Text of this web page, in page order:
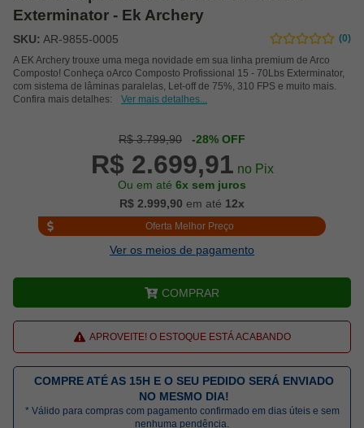
Exterminator - Ek Archery
SKU: AR-9855-0005
(0)
A EK Archery trouxe uma mega novidade em sua linha premium de Arco
Composto! Conheça oArco Composto Profissional 15 - 70Lbs Exterminator,
com sistema de lâminas paralelas, Let-off de 75%, 310 FPS e muito mais.
Confira mais detalhes:
Ver mais detalhes...
R$ 3.799,90 -28% OFF
R$ 2.699,91 no Pix
Ou em até 6x sem juros
R$ 2.999,90 em até 12x
Oferta Melhor Preço
Ver os meios de pagamento
COMPRAR
APROVEITE! O ESTOQUE ESTÁ ACABANDO
COMPRE ATÉ AS 15H E O SEU PEDIDO SERÁ ENVIADO
NO MESMO DIA!
* Válido para compras com pagamento confirmado em dias úteis e sem
nenhuma pendência.